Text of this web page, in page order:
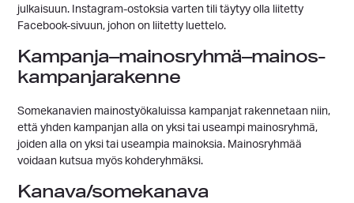
julkaisuun. Instagram-ostoksia varten tili täytyy olla liitetty
Facebook-sivuun, johon on liitetty luettelo.
Kampanja–mainosryhmä–mainos-
kampanjarakenne
Somekanavien mainostyökaluissa kampanjat rakennetaan niin,
että yhden kampanjan alla on yksi tai useampi mainosryhmä,
joiden alla on yksi tai useampia mainoksia. Mainosryhmää
voidaan kutsua myös kohderyhmäksi.
Kanava/somekanava